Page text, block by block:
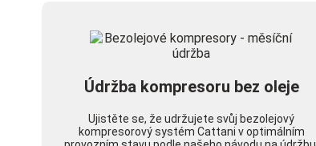
Údržba kompresoru bez oleje
Ujistěte se, že udržujete svůj bezolejový
kompresorový systém Cattani v optimálním